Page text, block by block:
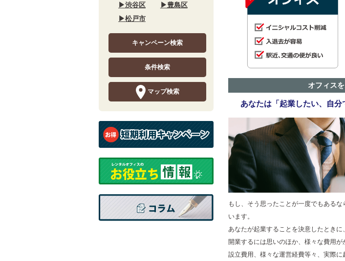
▶渋谷区
▶豊島区
▶松戸市
キャンペーン検索
条件検索
マップ検索
オフィス
あなたは「起業したい、自
もし、そう思ったことが一度でもある
います。
あなたが起業することを決意したとき
開業するには思いのほか、様々な費用が
設立費用、様々な運営経費等々、実際